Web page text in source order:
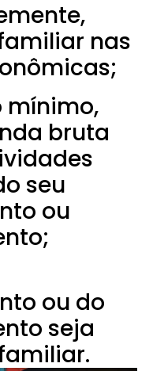
nas
mínimo,
bruta
seu
ou
ou do
seja